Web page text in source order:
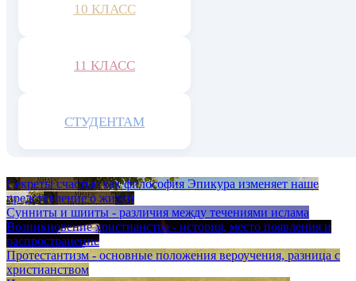
10 КЛАСС
11 КЛАСС
СТУДЕНТАМ
Секреты счастья: как философия Эпикура изменяет наше
представление о жизни
Сунниты и шииты - различия между течениями ислама
Возникновение христианства - история, место появления и
распространение
Протестантизм - основные положения вероучения, разница с
христианством